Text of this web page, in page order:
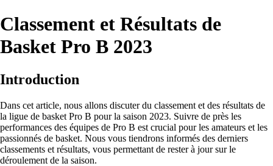
Classement et Résultats de
Basket Pro B 2023
Introduction
Dans cet article, nous allons discuter du classement et des résultats de
la ligue de basket Pro B pour la saison 2023. Suivre de près les
performances des équipes de Pro B est crucial pour les amateurs et les
passionnés de basket. Nous vous tiendrons informés des derniers
classements et résultats, vous permettant de rester à jour sur le
déroulement de la saison.